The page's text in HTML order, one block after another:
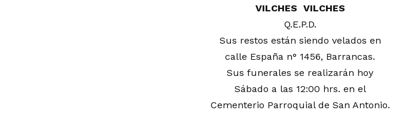
VILCHES VILCHES
Q.E.P.D.
Sus restos están siendo velados en
calle España n° 1456, Barrancas.
Sus funerales se realizarán hoy
Sábado a las 12:00 hrs. en el
Cementerio Parroquial de San Antonio.